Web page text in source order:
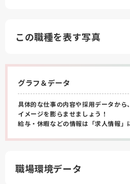
この職種を表す写真
グラフ＆データ
具体的な仕事の内容や採用データから、
イメージを膨らませましょう！
給与・休暇などの情報は「求人情報」
職場環境データ